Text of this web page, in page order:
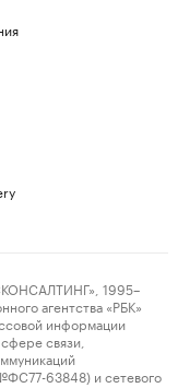
1995–
агентства «РБК»
информации
связи,
63848) и сетевого